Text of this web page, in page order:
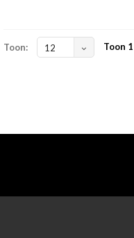
Toon: 12 Toon